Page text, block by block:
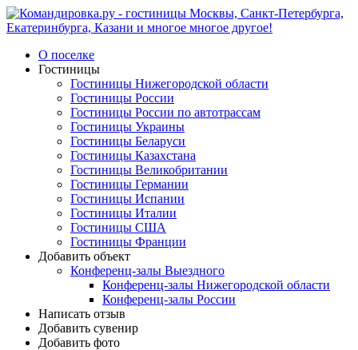
О поселке
Гостиницы
Гостиницы Нижегородской области
Гостиницы России
Гостиницы России по автотрассам
Гостиницы Украины
Гостиницы Беларуси
Гостиницы Казахстана
Гостиницы Великобритании
Гостиницы Германии
Гостиницы Испании
Гостиницы Италии
Гостиницы США
Гостиницы Франции
Добавить объект
Конференц-залы Выездного
Конференц-залы Нижегородской области
Конференц-залы России
Написать отзыв
Добавить сувенир
Добавить фото